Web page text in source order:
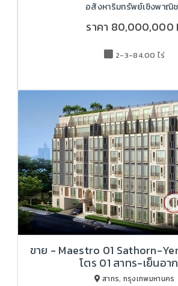
อสังหาริมทรัพย์เชิงพาณิ
ราคา 80,000,000
2-3-84.00 ไร่
ขาย - Maestro 01 Sathorn-
โตร 01 สาทร-เย็นอา
สาทร, กรุงเทพมหานคร